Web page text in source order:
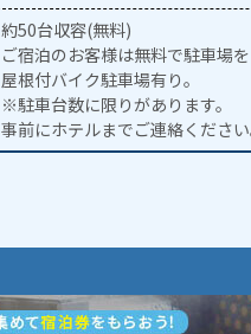
約50台収容(無料)
ご宿泊のお客様は無料で駐車場
屋根付バイク駐車場有り。
※駐車台数に限りがあります。
事前にホテルまでご連絡ください